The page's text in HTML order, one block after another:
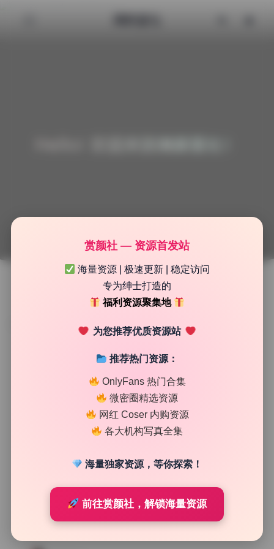
青青子Js 27套3.11G 高清画册 无水印资源 打包下载
赏颜社 — 资源首发站
海量资源 | 极速更新 | 稳定访问
专为绅士打造的
福利资源聚集地
为您推荐优质资源站
推荐热门资源：
OnlyFans 热门合集
微密圈精选资源
网红 Coser 内购资源
各大机构写真全集
海量独家资源，等你探索！
前往赏颜社，解锁海量资源